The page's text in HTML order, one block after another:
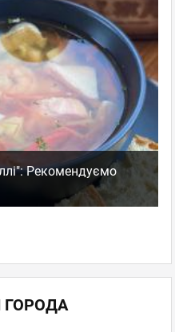
Рекомендуємо